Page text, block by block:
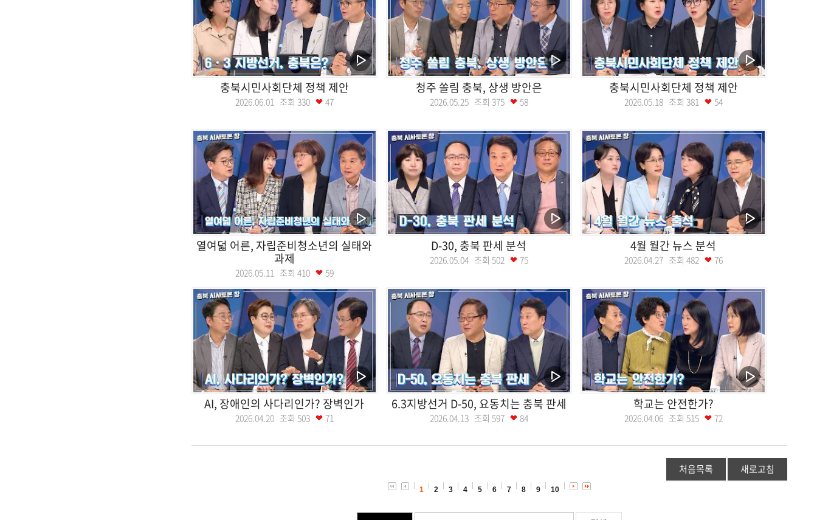
충북시민사회단체 정책 제안
2026.06.01 조회 330 47
청주 쏠림 충북, 상생 방안은
2026.05.25 조회 375 58
충북시민사회단체 정책 제안
2026.05.18 조회 381 54
열여덟 어른, 자립준비청소년의 실태와
과제
2026.05.11 조회 410 59
D-30, 충북 판세 분석
2026.05.04 조회 502 75
4월 월간 뉴스 분석
2026.04.27 조회 482 76
AI, 장애인의 사다리인가? 장벽인가
2026.04.20 조회 503 71
6.3지방선거 D-50, 요동치는 충북 판세
2026.04.13 조회 597 84
학교는 안전한가?
2026.04.06 조회 515 72
처음목록 새로고침
1 2 3 4 5 6 7 8 9 10